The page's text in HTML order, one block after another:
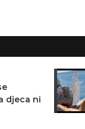
djeca ni